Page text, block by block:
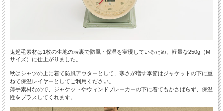
鬼起毛素材は1枚の生地の表裏で防風・保温を実現しているため、軽量な250g（M
サイズ）に仕上がりました。
秋はシャツの上に着て防風アウターとして、寒さが増す季節はジャケットの下に重
ねて保温レイヤーとしてご利用ください。
薄手素材なので、ジャケットやウィンドブレーカーの下に着てもかさばらず、保温
性をプラスしてくれます。